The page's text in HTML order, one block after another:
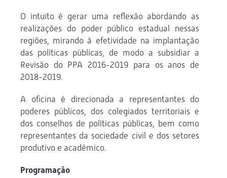
O intuito é gerar uma reflexão abordando as
realizações do poder público estadual nessas
regiões, mirando à efetividade na implantação
das políticas públicas, de modo a subsidiar a
Revisão do PPA 2016-2019 para os anos de
2018-2019.
A oficina é direcionada a representantes do
poderes públicos, dos colegiados territoriais e
dos conselhos de políticas públicas, bem como
representantes da sociedade civil e dos setores
produtivo e acadêmico.
Programação